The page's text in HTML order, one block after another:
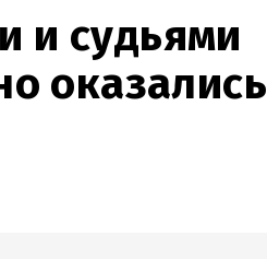
и судьями
оказались